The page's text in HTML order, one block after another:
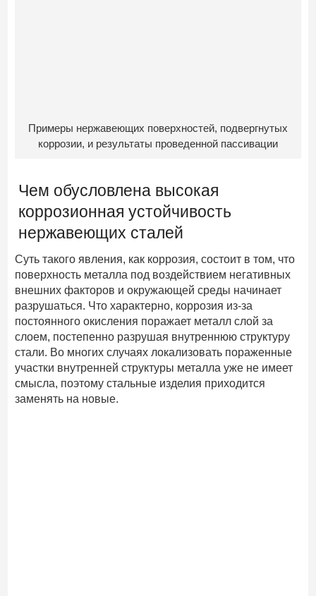
Примеры нержавеющих поверхностей, подвергнутых
коррозии, и результаты проведенной пассивации
Чем обусловлена высокая
коррозионная устойчивость
нержавеющих сталей
Суть такого явления, как коррозия, состоит в том, что
поверхность металла под воздействием негативных
внешних факторов и окружающей среды начинает
разрушаться. Что характерно, коррозия из-за
постоянного окисления поражает металл слой за
слоем, постепенно разрушая внутреннюю структуру
стали. Во многих случаях локализовать пораженные
участки внутренней структуры металла уже не имеет
смысла, поэтому стальные изделия приходится
заменять на новые.